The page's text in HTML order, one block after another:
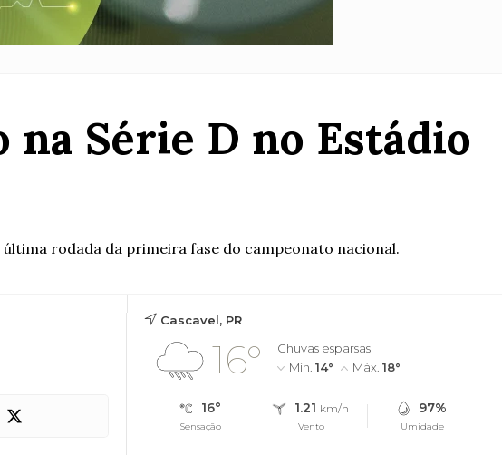
Série D no Estádio
rodada da primeira fase do campeonato nacional.
Cascavel, PR
16°
Chuvas esparsas
Mín. 14° Máx. 18°
16°
Sensação
1.21 km/h
Vento
97%
Umidade